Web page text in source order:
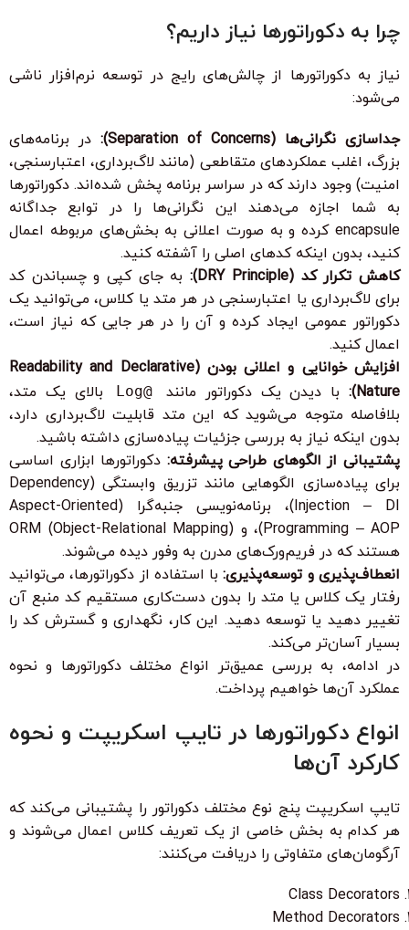
چرا به دکوراتورها نیاز داریم؟
نیاز به دکوراتورها از چالش‌های رایج در توسعه نرم‌افزار ناشی
می‌شود:
جداسازی نگرانی‌ها (Separation of Concerns):
در برنامه‌های
بزرگ، اغلب عملکردهای متقاطعی (مانند لاگ‌برداری، اعتبار‌سنجی،
امنیت) وجود دارند که در سراسر برنامه پخش شده‌اند. دکوراتورها
به شما اجازه می‌دهند این نگرانی‌ها را در توابع جداگانه
encapsule کرده و به صورت اعلانی به بخش‌های مربوطه اعمال
کنید، بدون اینکه کدهای اصلی را آشفته کنید.
کاهش تکرار کد (DRY Principle):
به جای کپی و چسباندن کد
برای لاگ‌برداری یا اعتبار‌سنجی در هر متد یا کلاس، می‌توانید یک
دکوراتور عمومی ایجاد کرده و آن را در هر جایی که نیاز است،
اعمال کنید.
افزایش خوانایی و اعلانی بودن (Readability and Declarative
Nature): با دیدن یک دکوراتور مانند @Log
بالای یک متد،
بلافاصله متوجه می‌شوید که این متد قابلیت لاگ‌برداری دارد،
بدون اینکه نیاز به بررسی جزئیات پیاده‌سازی داشته باشید.
پشتیبانی از الگوهای طراحی پیشرفته: دکوراتورها ابزاری اساسی
برای پیاده‌سازی الگوهایی مانند تزریق وابستگی (Dependency
Injection – DI)، برنامه‌نویسی جنبه‌گرا (Aspect-Oriented
Programming – AOP)، و ORM (Object-Relational Mapping)
هستند که در فریم‌ورک‌های مدرن به وفور دیده می‌شوند.
انعطاف‌پذیری و توسعه‌پذیری:با استفاده از دکوراتورها، می‌توانید
رفتار یک کلاس یا متد را بدون دست‌کاری مستقیم کد منبع آن
تغییر دهید یا توسعه دهید. این کار، نگهداری و گسترش کد را
بسیار آسان‌تر می‌کند.
در ادامه، به بررسی عمیق‌تر انواع مختلف دکوراتورها و نحوه
عملکرد آن‌ها خواهیم پرداخت.
انواع دکوراتورها در تایپ اسکریپت و نحوه
کارکرد آن‌ها
تایپ اسکریپت پنج نوع مختلف دکوراتور را پشتیبانی می‌کند که
هر کدام به بخش خاصی از یک تعریف کلاس اعمال می‌شوند و
آرگومان‌های متفاوتی را دریافت می‌کنند:
Class Decorators
Method Decorators